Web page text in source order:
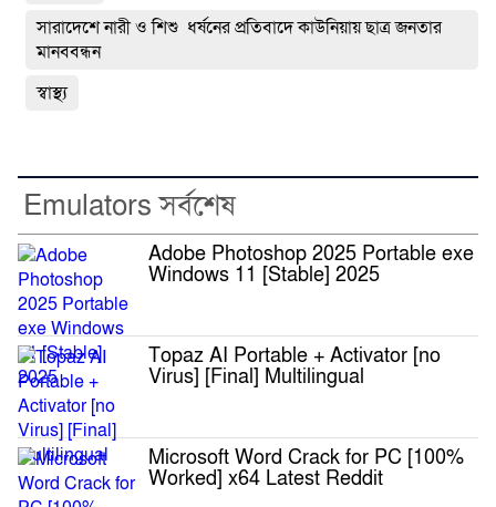
সারাদেশে নারী ও শিশু ধর্ষনের প্রতিবাদে কাউনিয়ায় ছাত্র জনতার
মানববন্ধন
স্বাস্থ্য
Emulators সর্বশেষ
Adobe Photoshop 2025 Portable exe
Windows 11 [Stable] 2025
Topaz AI Portable + Activator [no
Virus] [Final] Multilingual
Microsoft Word Crack for PC [100%
Worked] x64 Latest Reddit